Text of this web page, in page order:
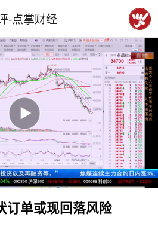
-点掌财经
订单或现回落风险